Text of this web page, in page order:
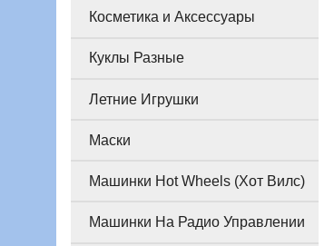
Косметика и Аксессуары
Куклы Разные
Летние Игрушки
Маски
Машинки Hot Wheels (Хот Вилс)
Машинки На Радио Управлении